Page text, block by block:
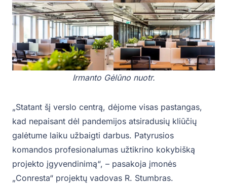
Irmanto Gėlūno nuotr.
„Statant šį verslo centrą, dėjome visas pastangas,
kad nepaisant dėl pandemijos atsiradusių kliūčių
galėtume laiku užbaigti darbus. Patyrusios
komandos profesionalumas užtikrino kokybišką
projekto įgyvendinimą“, – pasakoja įmonės
„Conresta“ projektų vadovas R. Stumbras.